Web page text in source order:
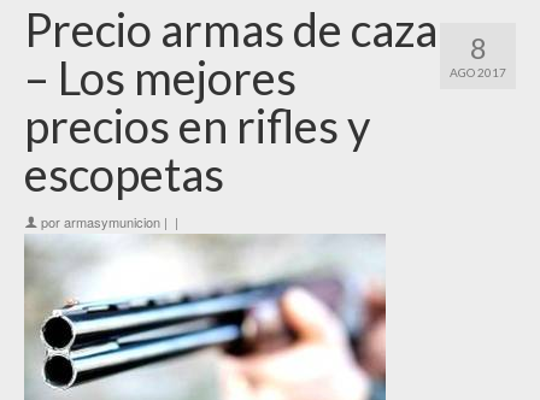
8
AGO 2017
Precio armas de caza
– Los mejores
precios en rifles y
escopetas
porarmasymunicion | |